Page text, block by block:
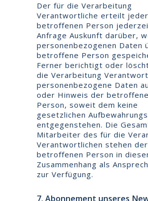
Der für die Verarbeitung
Verantwortliche erteilt jeder
betroffenen Person
Anfrage Auskunft darüber,
personenbezogenen Daten
betroffene Person
Ferner berichtigt oder
die Verarbeitung
personenbezogene Daten
oder Hinweis der
Person, soweit dem keine
gesetzlichen
entgegenstehen. Die
Mitarbeiter des für die
Verantwortlichen stehen der
betroffenen Person in
Zusammenhang als
zur Verfügung.
7. Abonnement unseres